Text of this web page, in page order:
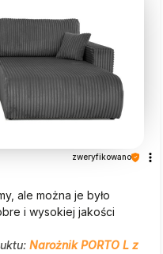
zweryfikowano
ale można je było
i wysokiej jakości
Narożnik PORTO L z